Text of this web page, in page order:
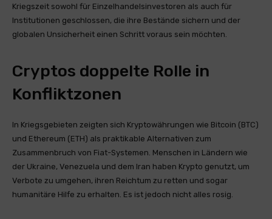
Kriegszeit sowohl für Einzelhandelsinvestoren als auch für
Institutionen geschlossen, die ihre Bestände sichern und der
globalen Unsicherheit einen Schritt voraus sein möchten.
Cryptos doppelte Rolle in
Konfliktzonen
In Kriegsgebieten zeigten sich Kryptowährungen wie Bitcoin (BTC)
und Ethereum (ETH) als praktikable Alternativen zum
Zusammenbruch von Fiat-Systemen. Menschen in Ländern wie
der Ukraine, Venezuela und dem Iran haben Krypto genutzt, um
Verbote zu umgehen, ihren Reichtum zu retten und sogar
humanitäre Hilfe zu erhalten. Es ist jedoch nicht alles rosig.